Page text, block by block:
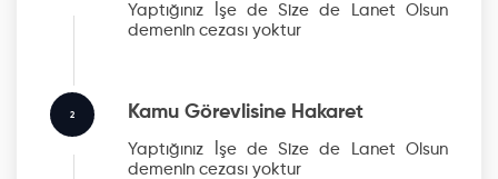
Yaptığınız İşe de Size de Lanet Olsun
demenin cezası yoktur
2 Kamu Görevlisine Hakaret
Yaptığınız İşe de Size de Lanet Olsun
demenin cezası yoktur